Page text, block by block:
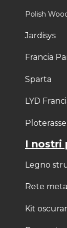
Polish
Jardisys
Francia
Sparta
LYD
Ploterasse
I nostri
Legno
Rete
Kit